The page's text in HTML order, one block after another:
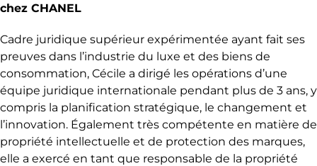
chez CHANEL
Cadre juridique supérieur expérimentée ayant fait ses
preuves dans l’industrie du luxe et des biens de
consommation, Cécile a dirigé les opérations d’une
équipe juridique internationale pendant plus de 3 ans, y
compris la planification stratégique, le changement et
l’innovation. Également très compétente en matière de
propriété intellectuelle et de protection des marques,
elle a exercé en tant que responsable de la propriété